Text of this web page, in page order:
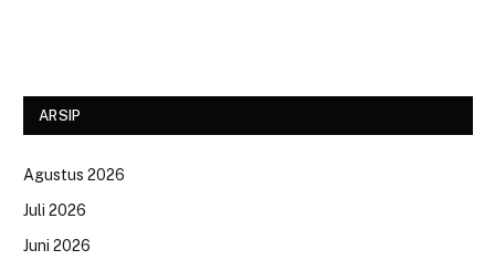
ARSIP
Agustus 2026
Juli 2026
Juni 2026